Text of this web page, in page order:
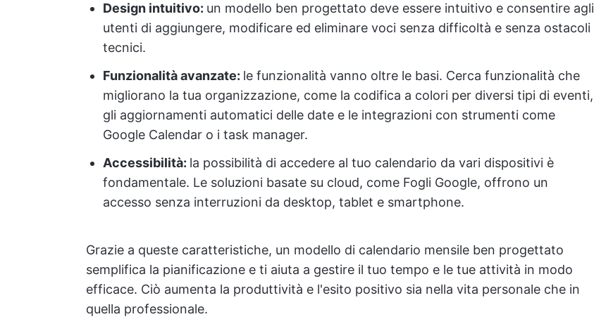
Design intuitivo: un modello ben progettato deve essere intuitivo e consentire agli
utenti di aggiungere, modificare ed eliminare voci senza difficoltà e senza ostacoli
tecnici.
Funzionalità avanzate: le funzionalità vanno oltre le basi. Cerca funzionalità che
migliorano la tua organizzazione, come la codifica a colori per diversi tipi di eventi,
gli aggiornamenti automatici delle date e le integrazioni con strumenti come
Google Calendar o i task manager.
Accessibilità: la possibilità di accedere al tuo calendario da vari dispositivi è
fondamentale. Le soluzioni basate su cloud, come Fogli Google, offrono un
accesso senza interruzioni da desktop, tablet e smartphone.
Grazie a queste caratteristiche, un modello di calendario mensile ben progettato
semplifica la pianificazione e ti aiuta a gestire il tuo tempo e le tue attività in modo
efficace. Ciò aumenta la produttività e l'esito positivo sia nella vita personale che in
quella professionale.